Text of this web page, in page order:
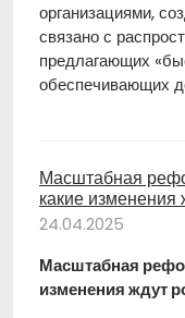
организациями,
связано с
предлагающих
обеспечивающих
Масштабная
какие изменения
24.04.2025
Масштабная
изменения ждут